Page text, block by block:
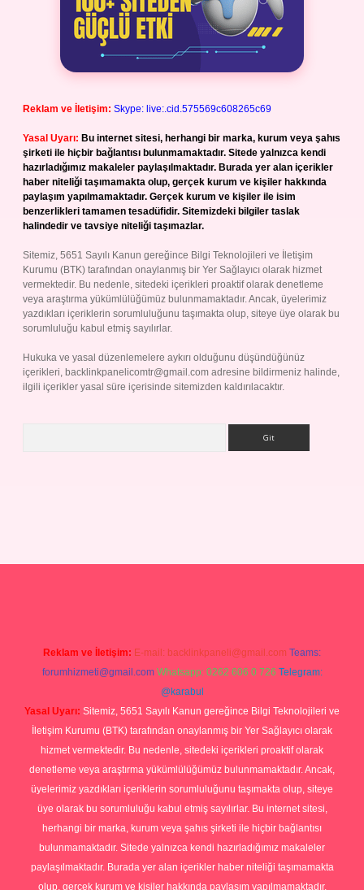
Reklam ve İletişim: Skype: live:.cid.575569c608265c69
Yasal Uyarı: Bu internet sitesi, herhangi bir marka, kurum veya şahıs
şirketi ile hiçbir bağlantısı bulunmamaktadır. Sitede yalnızca kendi
hazırladığımız makaleler paylaşılmaktadır. Burada yer alan içerikler
haber niteliği taşımamakta olup, gerçek kurum ve kişiler hakkında
paylaşım yapılmamaktadır. Gerçek kurum ve kişiler ile isim
benzerlikleri tamamen tesadüfidir. Sitemizdeki bilgiler taslak
halindedir ve tavsiye niteliği taşımazlar.
Sitemiz, 5651 Sayılı Kanun gereğince Bilgi Teknolojileri ve İletişim
Kurumu (BTK) tarafından onaylanmış bir Yer Sağlayıcı olarak hizmet
vermektedir. Bu nedenle, sitedeki içerikleri proaktif olarak denetleme
veya araştırma yükümlülüğümüz bulunmamaktadır. Ancak, üyelerimiz
yazdıkları içeriklerin sorumluluğunu taşımakta olup, siteye üye olarak bu
sorumluluğu kabul etmiş sayılırlar.
Hukuka ve yasal düzenlemelere aykırı olduğunu düşündüğünüz
içerikleri, backlinkpanelicomtr@gmail.com adresine bildirmeniz halinde,
ilgili içerikler yasal süre içerisinde sitemizden kaldırılacaktır.
Reklam ve İletişim: E-mail: backlinkpaneli@gmail.com Teams:
forumhizmeti@gmail.com Whatsapp: 0262 606 0 726 Telegram:
@karabul
Yasal Uyarı: Sitemiz, 5651 Sayılı Kanun gereğince Bilgi Teknolojileri ve
İletişim Kurumu (BTK) tarafından onaylanmış bir Yer Sağlayıcı olarak
hizmet vermektedir. Bu nedenle, sitedeki içerikleri proaktif olarak
denetleme veya araştırma yükümlülüğümüz bulunmamaktadır. Ancak,
üyelerimiz yazdıkları içeriklerin sorumluluğunu taşımakta olup, siteye
üye olarak bu sorumluluğu kabul etmiş sayılırlar. Bu internet sitesi,
herhangi bir marka, kurum veya şahıs şirketi ile hiçbir bağlantısı
bulunmamaktadır. Sitede yalnızca kendi hazırladığımız makaleler
paylaşılmaktadır. Burada yer alan içerikler haber niteliği taşımamakta
olup, gerçek kurum ve kişiler hakkında paylaşım yapılmamaktadır.